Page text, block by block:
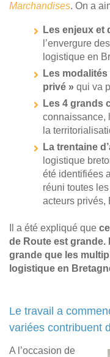
Marchandises. On a
Les enjeux et
l’envergure
logistique en
Les
privé » qui va
Les 4 grands
connaissance,
la
La trentaine
logistique
été identifiées
réuni toutes
acteurs
Il a été expliqué que
de Route est grande.
grande que les
logistique en
Le travail a
variées contribuent
A l’occasion de